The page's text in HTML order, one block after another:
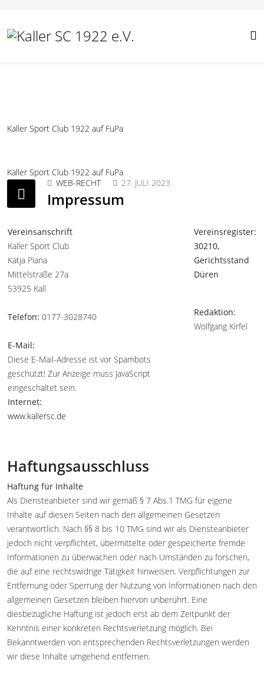
Kaller Sport Club 1922 auf FuPa
Kaller Sport Club 1922 auf FuPa
WEB-RECHT
27. JULI 2023
Impressum
Vereinsanschrift
Kaller Sport Club
Katja Piana
Mittelstraße 27a
53925 Kall
Telefon: 0177-3028740
E-Mail:
Diese E-Mail-Adresse ist vor Spambots
geschützt! Zur Anzeige muss JavaScript
eingeschaltet sein.
Internet:
www.kallersc.de
Vereinsregister:
30210,
Gerichtsstand
Düren
Redaktion:
Wolfgang Kirfel
Haftungsausschluss
Haftung für Inhalte
Als Diensteanbieter sind wir gemäß § 7 Abs.1 TMG für eigene
Inhalte auf diesen Seiten nach den allgemeinen Gesetzen
verantwortlich. Nach §§ 8 bis 10 TMG sind wir als Diensteanbieter
jedoch nicht verpflichtet, übermittelte oder gespeicherte fremde
Informationen zu überwachen oder nach Umständen zu forschen,
die auf eine rechtswidrige Tätigkeit hinweisen. Verpflichtungen zur
Entfernung oder Sperrung der Nutzung von Informationen nach den
allgemeinen Gesetzen bleiben hiervon unberührt. Eine
diesbezügliche Haftung ist jedoch erst ab dem Zeitpunkt der
Kenntnis einer konkreten Rechtsverletzung möglich. Bei
Bekanntwerden von entsprechenden Rechtsverletzungen werden
wir diese Inhalte umgehend entfernen.